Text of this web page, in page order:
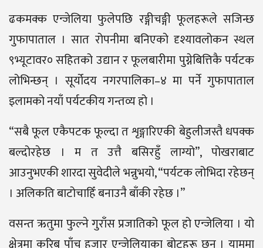
ढकमक्क एन्जेलिया फुलेपछि रङ्गीचङ्गी फूलहरूले सजिन्छ
गुफापाताल । सात रोपनीमा बनिएको दृश्यावलोकन स्थल
९भ्यूटावर० सहितको उद्यान र फूलबारीमा पुग्नेबित्तिकै पर्यटक
लोभिन्छन् । सूर्योदय नगरपालिका–४ मा पर्ने गुफापाताल
इलामको नयाँ पर्यटकीय गन्तव्य हो ।
“सबै फूल एकैपटक फूल्दा त शृङ्गारिएकी बेहुलीजस्तै धपक्क
बल्दोरहेछ । म त उत्तै बसिरहुँ लाग्यो”, पोखराबाट
आउनुभएकी शारदा सुवेदीले भन्नुभयो, “पर्यटक लोभिदा रहेछन्
। अलिकति बाटोचाहिँ बनाउनै बाँकी रहेछ ।”
वसन्त ऋतुमा फुल्ने गुराँस प्रजातिको फूल हो एन्जेलिया । यो